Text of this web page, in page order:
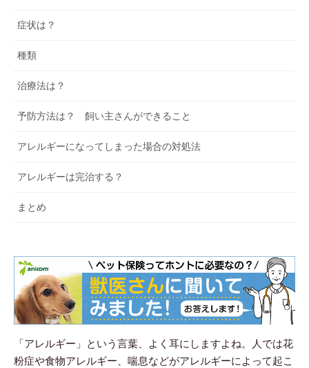
症状は？
種類
治療法は？
予防方法は？ 飼い主さんができること
アレルギーになってしまった場合の対処法
アレルギーは完治する？
まとめ
「アレルギー」という言葉、よく耳にしますよね。人では花
粉症や食物アレルギー、喘息などがアレルギーによって起こ